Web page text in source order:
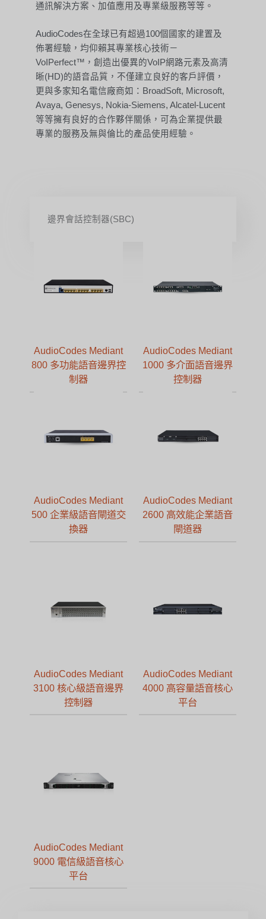
通訊解決方案、加值應用及專業級服務等等。
AudioCodes在全球已有超過100個國家的建置及
佈署經驗，均仰賴其專業核心技術－
VoIPerfect™，創造出優異的VoIP網路元素及高清
晰(HD)的語音品質，不僅建立良好的客戶評價，
更與多家知名電信廠商如：BroadSoft, Microsoft,
Avaya, Genesys, Nokia-Siemens, Alcatel-Lucent
等等擁有良好的合作夥伴關係，可為企業提供最
專業的服務及無與倫比的產品使用經驗。
邊界會話控制器(SBC)
AudioCodes Mediant
800 多功能語音邊界控
制器
AudioCodes Mediant
1000 多介面語音邊界
控制器
AudioCodes Mediant
500 企業級語音閘道交
換器
AudioCodes Mediant
2600 高效能企業語音
閘道器
AudioCodes Mediant
3100 核心級語音邊界
控制器
AudioCodes Mediant
4000 高容量語音核心
平台
AudioCodes Mediant
9000 電信級語音核心
平台